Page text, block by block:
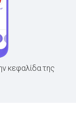
κεφαλίδα της